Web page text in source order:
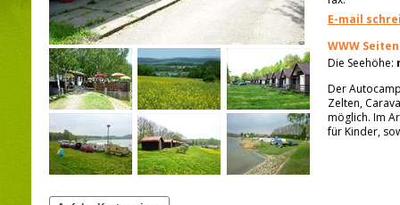
E-mail
WWW Seiten
Die Seehöhe:
Der
Zelten,
möglich. Im
für Kinder,